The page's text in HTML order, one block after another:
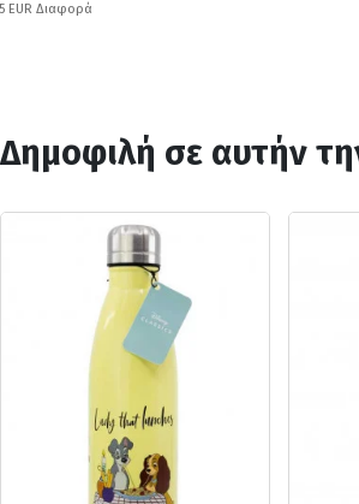
EUR Διαφορά
Δημοφιλή σε αυτήν